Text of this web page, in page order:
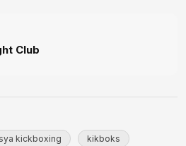
Club
kickboxing kikboks